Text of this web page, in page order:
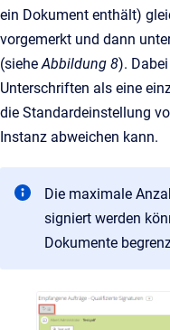
ein Dokument enthält)
vorgemerkt und dann
(sieheAbbildung 8).
Unterschriften als eine
die Standardeinstellung
Instanz abweichen kann.
Die maximale
signiert werden
Dokumente